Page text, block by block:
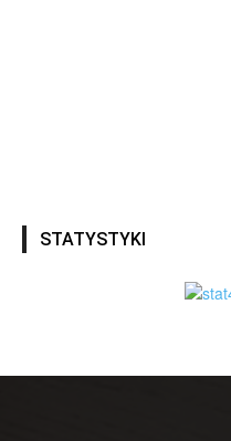
STATYSTYKI